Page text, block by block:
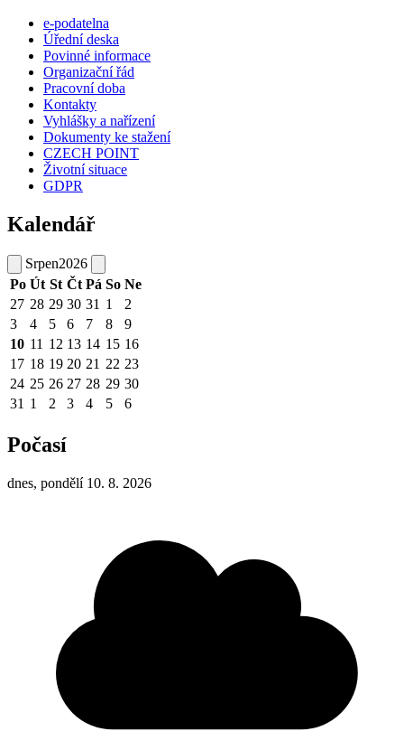
e-podatelna
Úřední deska
Povinné informace
Organizační řád
Pracovní doba
Kontakty
Vyhlášky a nařízení
Dokumenty ke stažení
CZECH POINT
Životní situace
GDPR
Kalendář
Srpen2026
Po Út St Čt Pá So Ne
27 28 29 30 31 1
2
3
4 5 6 7 8
9
10 11 12 13 14 15 16
17 18 19 20 21 22 23
24 25 26 27 28 29 30
31 1 2 3 4 5 6
Počasí
dnes, pondělí 10. 8. 2026